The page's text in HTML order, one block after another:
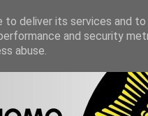
deliver its services and
and security
abuse.